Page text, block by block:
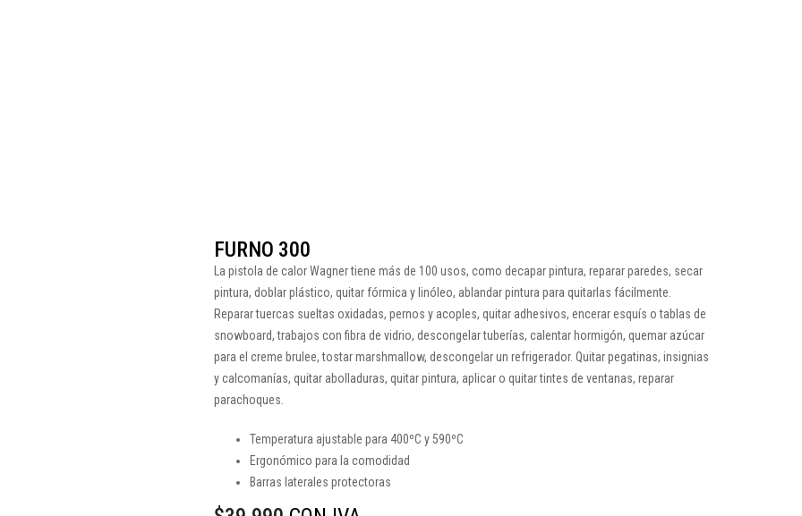
FURNO 300
La pistola de calor Wagner tiene más de 100 usos, como decapar pintura, reparar paredes, secar
pintura, doblar plástico, quitar fórmica y linóleo, ablandar pintura para quitarlas fácilmente.
Reparar tuercas sueltas oxidadas, pernos y acoples, quitar adhesivos, encerar esquís o tablas de
snowboard, trabajos con fibra de vidrio, descongelar tuberías, calentar hormigón, quemar azúcar
para el creme brulee, tostar marshmallow, descongelar un refrigerador. Quitar pegatinas, insignias
y calcomanías, quitar abolladuras, quitar pintura, aplicar o quitar tintes de ventanas, reparar
parachoques.
Temperatura ajustable para 400ºC y 590ºC
Ergonómico para la comodidad
Barras laterales protectoras